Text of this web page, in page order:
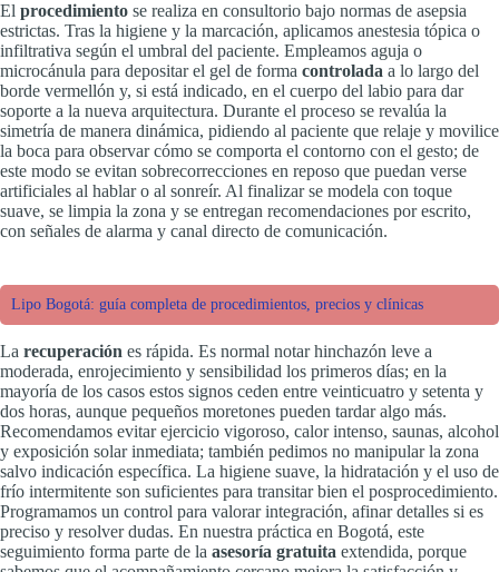
El procedimiento se realiza en consultorio bajo normas de asepsia
estrictas. Tras la higiene y la marcación, aplicamos anestesia tópica o
infiltrativa según el umbral del paciente. Empleamos aguja o
microcánula para depositar el gel de forma controlada a lo largo del
borde vermellón y, si está indicado, en el cuerpo del labio para dar
soporte a la nueva arquitectura. Durante el proceso se revalúa la
simetría de manera dinámica, pidiendo al paciente que relaje y movilice
la boca para observar cómo se comporta el contorno con el gesto; de
este modo se evitan sobrecorrecciones en reposo que puedan verse
artificiales al hablar o al sonreír. Al finalizar se modela con toque
suave, se limpia la zona y se entregan recomendaciones por escrito,
con señales de alarma y canal directo de comunicación.
Lipo Bogotá: guía completa de procedimientos, precios y clínicas
La recuperación es rápida. Es normal notar hinchazón leve a
moderada, enrojecimiento y sensibilidad los primeros días; en la
mayoría de los casos estos signos ceden entre veinticuatro y setenta y
dos horas, aunque pequeños moretones pueden tardar algo más.
Recomendamos evitar ejercicio vigoroso, calor intenso, saunas, alcohol
y exposición solar inmediata; también pedimos no manipular la zona
salvo indicación específica. La higiene suave, la hidratación y el uso de
frío intermitente son suficientes para transitar bien el posprocedimiento.
Programamos un control para valorar integración, afinar detalles si es
preciso y resolver dudas. En nuestra práctica en Bogotá, este
seguimiento forma parte de la asesoría gratuita extendida, porque